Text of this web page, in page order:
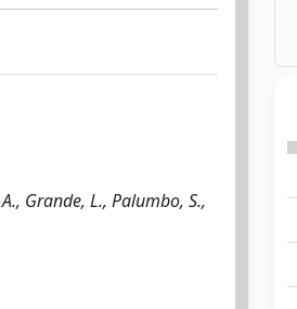
Grande, L., Palumbo, S.,